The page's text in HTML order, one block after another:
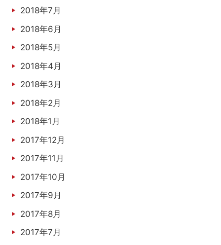
2018年7月
2018年6月
2018年5月
2018年4月
2018年3月
2018年2月
2018年1月
2017年12月
2017年11月
2017年10月
2017年9月
2017年8月
2017年7月